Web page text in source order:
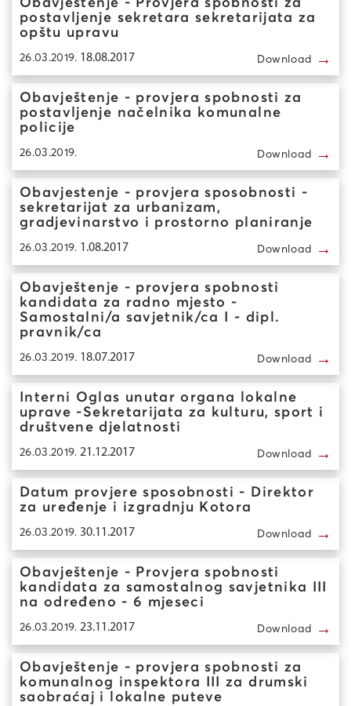
Obavještenje - Provjera spobnosti za
postavljenje sekretara sekretarijata za
opštu upravu
26.03.2019. Download →
18.08.2017
Obavještenje - provjera spobnosti za
postavljenje načelnika komunalne
policije
26.03.2019. Download →
Obavjestenje - provjera sposobnosti -
sekretarijat za urbanizam,
gradjevinarstvo i prostorno planiranje
26.03.2019. Download →
1.08.2017
Obavještenje - provjera spobnosti
kandidata za radno mjesto -
Samostalni/a savjetnik/ca I - dipl.
pravnik/ca
26.03.2019. Download →
18.07.2017
Interni Oglas unutar organa lokalne
uprave -Sekretarijata za kulturu, sport i
društvene djelatnosti
26.03.2019. Download →
21.12.2017
Datum provjere sposobnosti - Direktor
za uređenje i izgradnju Kotora
26.03.2019. Download →
30.11.2017
Obavještenje - Provjera spobnosti
kandidata za samostalnog savjetnika III
na određeno - 6 mjeseci
26.03.2019. Download →
23.11.2017
Obavještenje - provjera spobnosti za
komunalnog inspektora III za drumski
saobraćaj i lokalne puteve